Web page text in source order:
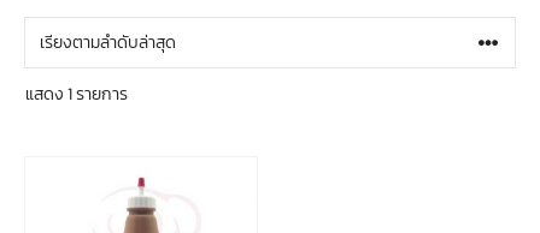
แสดง 1 รายการ